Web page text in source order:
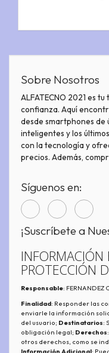
Sobre Nosotros
ALFATECNO 2021 es
confianza. Aquí
desde smartphones
inteligentes y los
con la tecnología y
precios. Además,
Síguenos en:
¡Suscríbete a
INFORMACIÓN
PROTECCIÓN
Responsable: FERNANDEZ
Finalidad: Responder las
enviarle la información
del usuario; Destinatarios:
obligación legal; Derechos
otros derechos, como se
Información Adicional: